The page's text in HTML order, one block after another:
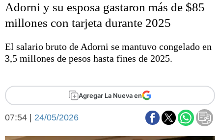
El mundo
Seguridad
Deportes
Escenario Olímpico
Liga del Sur
Fútbol
Federal A
Arte y cultura
Economía y finanzas
Adorni y su esposa gastaron más de $85
millones con tarjeta durante 2025
El salario bruto de Adorni se mantuvo congelado en
3,5 millones de pesos hasta fines de 2025.
Agregar La Nueva en
07:54 | 24/05/2026